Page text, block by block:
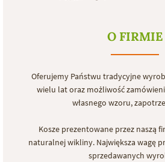
O FIRMIE
Oferujemy Państwu tradycyjne
wielu lat oraz możliwość
własnego wzoru,
Kosze prezentowane przez naszą
naturalnej wikliny. Największa wagę
sprzedawanych